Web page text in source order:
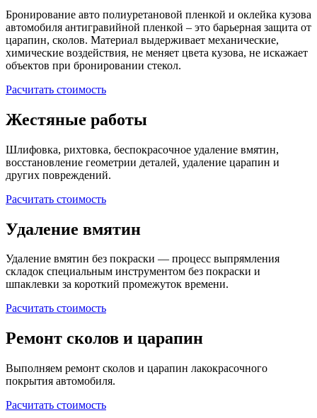
Бронирование авто полиуретановой пленкой и оклейка кузова
автомобиля антигравийной пленкой – это барьерная защита от
царапин, сколов. Материал выдерживает механические,
химические воздействия, не меняет цвета кузова, не искажает
объектов при бронировании стекол.
Расчитать стоимость
Жестяные работы
Шлифовка, рихтовка, беспокрасочное удаление вмятин,
восстановление геометрии деталей, удаление царапин и
других повреждений.
Расчитать стоимость
Удаление вмятин
Удаление вмятин без покраски — процесс выпрямления
складок специальным инструментом без покраски и
шпаклевки за короткий промежуток времени.
Расчитать стоимость
Ремонт сколов и царапин
Выполняем ремонт сколов и царапин лакокрасочного
покрытия автомобиля.
Расчитать стоимость